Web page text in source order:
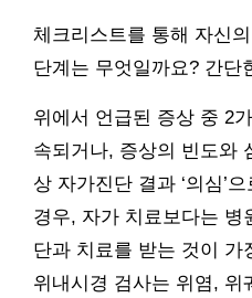
체크리스트를 통해 자신
단계는 무엇일까요? 간단
위에서 언급된 증상 중 2
속되거나, 증상의 빈도와
상 자가진단 결과 ‘의심’
경우, 자가 치료보다는 병
단과 치료를 받는 것이 가
위내시경 검사는 위염, 위